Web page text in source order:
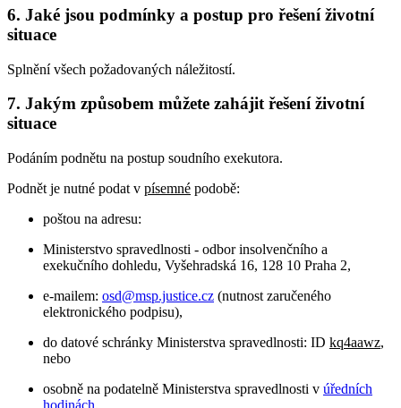
6. Jaké jsou podmínky a postup pro řešení životní
situace
Splnění všech požadovaných náležitostí.
7. Jakým způsobem můžete zahájit řešení životní
situace
Podáním podnětu na postup soudního exekutora.
Podnět je nutné podat v písemné podobě:
poštou na adresu:
Ministerstvo spravedlnosti - odbor insolvenčního a
exekučního dohledu, Vyšehradská 16, 128 10 Praha 2,
e-mailem: osd@msp.justice.cz (nutnost zaručeného
elektronického podpisu),
do datové schránky Ministerstva spravedlnosti: ID kq4aawz,
nebo
osobně na podatelně Ministerstva spravedlnosti v úředních
hodinách.